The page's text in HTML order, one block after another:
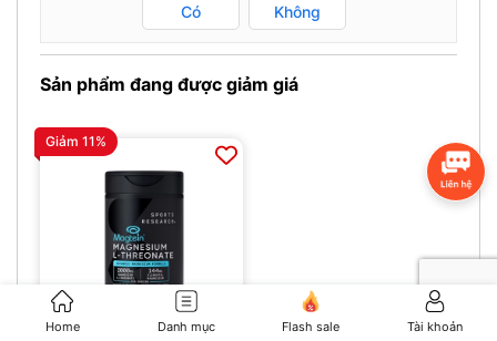
Có Không
Sản phẩm đang được giảm giá
Giảm 11%
Home Danh mục Flash sale Tài khoản